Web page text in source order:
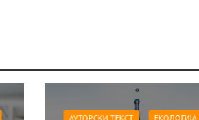
АУТОРСКИ ТЕКСТ ЕКОЛОГИЈА